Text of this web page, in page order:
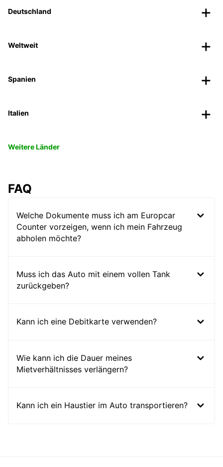
Deutschland
Weltweit
Spanien
Italien
Weitere Länder
FAQ
Welche Dokumente muss ich am Europcar
Counter vorzeigen, wenn ich mein Fahrzeug
abholen möchte?
Muss ich das Auto mit einem vollen Tank
zurückgeben?
Kann ich eine Debitkarte verwenden?
Wie kann ich die Dauer meines
Mietverhältnisses verlängern?
Kann ich ein Haustier im Auto transportieren?